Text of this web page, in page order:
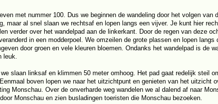
met nummer 100. Dus we beginnen de wandeling door het volgen van
maar al snel slaan we rechtsaf en lopen langs een vijver. Je kunt hier
verder over het wandelpad aan de linkerkant. Door de regen van deze
in een modderpoel. We omzeilen de grote plassen en lopen langs
door groen en vele kleuren bloemen. Ondanks het wandelpad is de
leuk.
slaan linksaf en klimmen 50 meter omhoog. Het pad gaat redelijk steil
boven lopen we naar het uitzichtpunt en genieten van het uitzicht
Monschau. Over de onverharde weg wandelen we al dalend af naar
Monschau en zien busladingen toeristen die Monschau bezoeken.